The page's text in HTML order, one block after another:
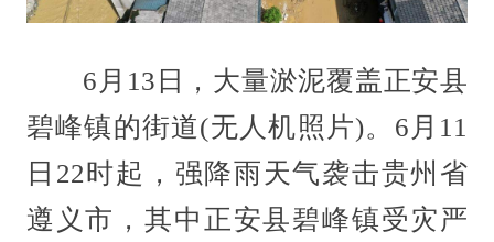
6月13日，大量淤泥覆盖正安县
碧峰镇的街道(无人机照片)。6月11
日22时起，强降雨天气袭击贵州省
遵义市，其中正安县碧峰镇受灾严